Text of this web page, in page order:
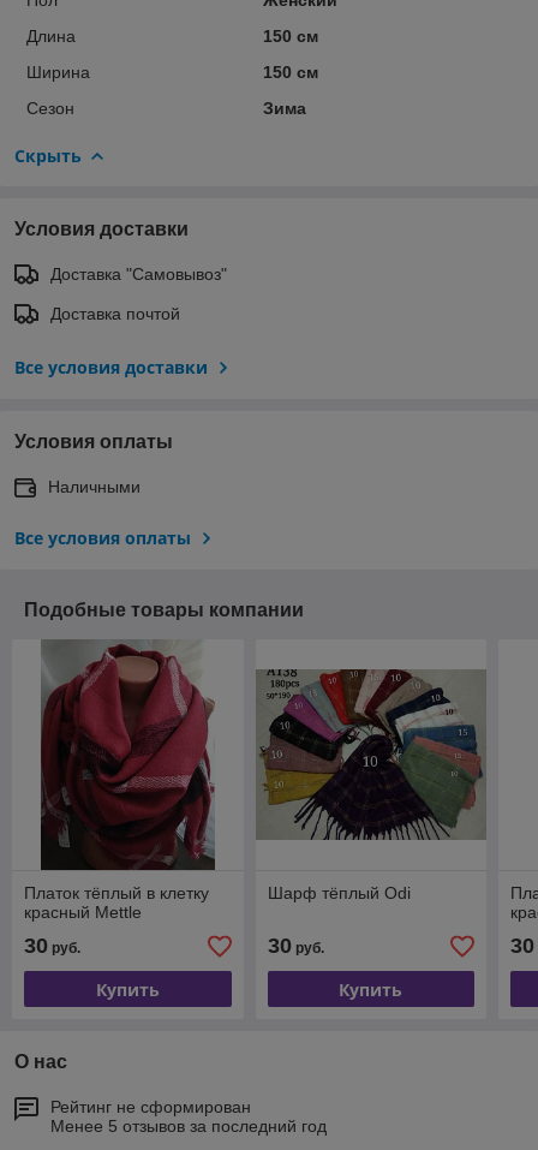
Длина
150 см
Ширина
150 см
Сезон
Зима
Скрыть
Условия доставки
Доставка "Самовывоз"
Доставка почтой
Все условия доставки
Условия оплаты
Наличными
Все условия оплаты
Подобные товары компании
Платок тёплый в клетку
красный Mettle
30 руб.
Купить
Шарф тёплый Odi
30руб.
Купить
30
О нас
Рейтинг не сформирован
Менее 5 отзывов за последний год